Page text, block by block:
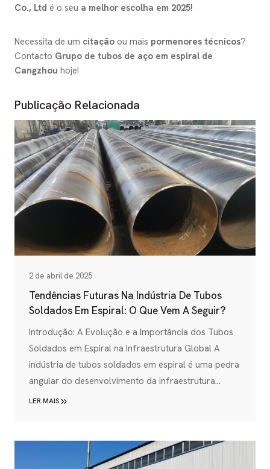
Co., Ltd é o seu a melhor escolha em 2025!
Necessita de um citação ou mais pormenores técnicos?
Contacto Grupo de tubos de aço em espiral de
Cangzhou hoje!
Publicação Relacionada
2 de abril de 2025
Tendências Futuras Na Indústria De Tubos
Soldados Em Espiral: O Que Vem A Seguir?
Introdução: A Evolução e a Importância dos Tubos
Soldados em Espiral na Infraestrutura Global A
indústria de tubos soldados em espiral é uma pedra
angular do desenvolvimento da infraestrutura
moderna, fornecendo as artérias essenciais através
sofreram uma evolução notável desde a sua
criação, transformando-se de condutas
LER MAIS